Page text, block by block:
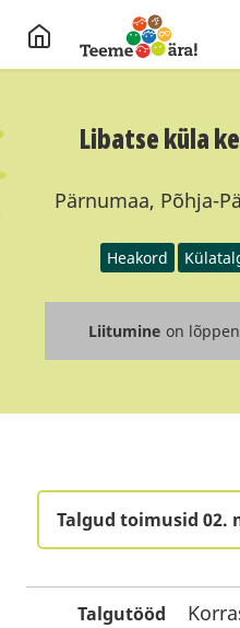
Libatse küla
Pärnumaa, Põhja-
Heakord
Liitumine on
Talgud toimusid 02.
Talgutööd